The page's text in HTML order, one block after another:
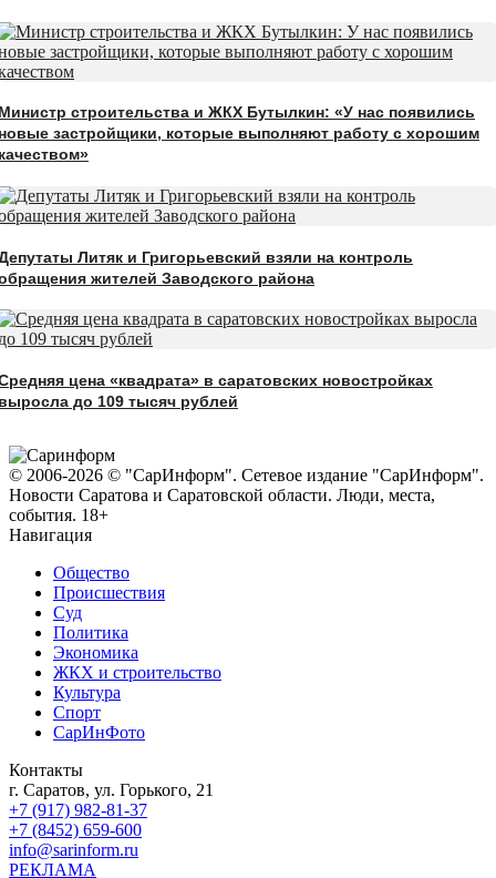
строительства и ЖКХ Бутылкин: «У нас появились
застройщики, которые выполняют работу с хорошим
Литяк и Григорьевский взяли на контроль
жителей Заводского района
цена «квадрата» в саратовских новостройках
до 109 тысяч рублей
© 2006-2026 © "СарИнформ". Сетевое издание "СарИнформ".
Новости Саратова и Саратовской области. Люди, места,
события. 18+
Навигация
Общество
Происшествия
Суд
Политика
Экономика
ЖКХ и строительство
Культура
Спорт
СарИнФото
Контакты
г. Саратов, ул. Горького, 21
+7 (917) 982-81-37
+7 (8452) 659-600
info@sarinform.ru
РЕКЛАМА